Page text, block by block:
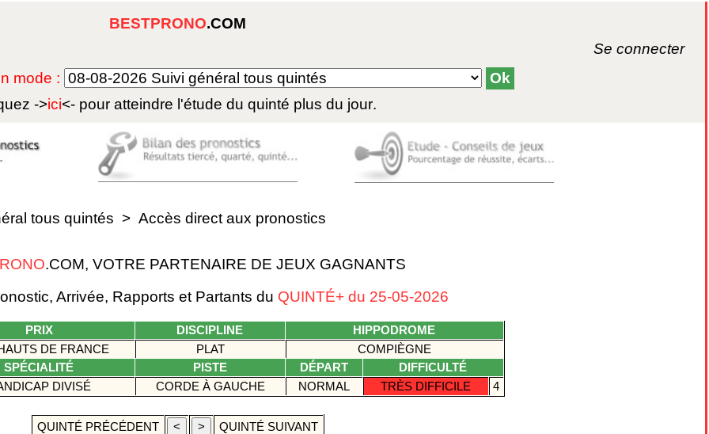
BESTPRONO.COM
Se connecter
mode :
->ici<- pour atteindre l'étude du quinté plus du jour.
tous quintés > Accès direct aux pronostics
.COM, VOTRE PARTENAIRE DE JEUX GAGNANTS
Arrivée, Rapports et Partants du QUINTÉ+ du 25-05-2026
PRIX DISCIPLINE
HIPPODROME
DE FRANCE
PLAT
COMPIÈGNE
SPÉCIALITÉ
PISTE DÉPART
DIFFICULTÉ
DIVISÉ
CORDE À GAUCHE NORMAL TRÈS DIFFICILE 4
QUINTÉ PRÉCÉDENT QUINTÉ SUIVANT